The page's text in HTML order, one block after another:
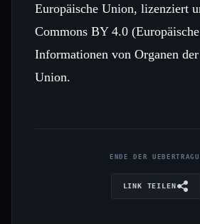
Europäische Union, lizenziert
Commons BY 4.0
Informationen von Organen
Union.
ENDE DER
LINK TEILEN